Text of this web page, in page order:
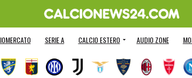
SERIE A CALCIO ESTERO AUDIO ZONE